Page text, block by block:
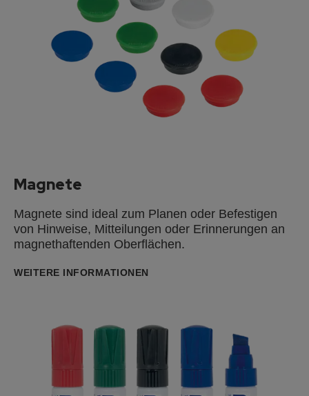
Magnete
Magnete sind ideal zum Planen oder Befestigen
von Hinweise, Mitteilungen oder Erinnerungen an
magnethaftenden Oberflächen.
WEITERE INFORMATIONEN